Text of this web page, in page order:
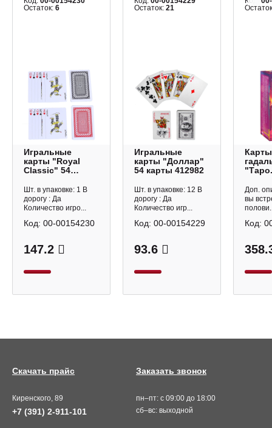
Остаток: 6
Игральные
карты "Royal
Classic" 54
551978
Шт. в упаковке: 1 В
дорогу : Да
Количество игро...
147.2
Код: 00-00154230
Остаток: 21
Игральные
карты "Доллар"
54 карты 412982
Шт. в упаковке: 12 В
дорогу : Да
Количество игр...
93.6
Код: 00-00154229
Карты
карт
Доп.
вы
Код:
Киренского, 89
+7 (391) 2-911-101
пн–пт: с 09:00 до 18:00
сб–вс: выходной
Заказать звонок
Скачать прайс